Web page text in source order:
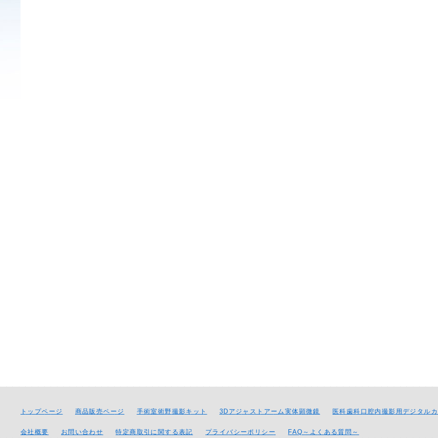
トップページ 商品販売ページ 手術室術野撮影キット 3Dアジャストアーム実体顕微鏡 医科歯科口腔内撮影用デジタル
会社概要 お問い合わせ 特定商取引に関する表記 プライバシーポリシー FAQ～よくある質問～